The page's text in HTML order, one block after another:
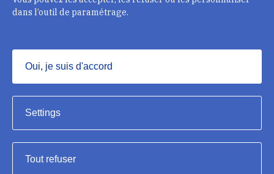
Tél. : + 33 1 44 41 16 41
124 rue Henri Barbusse - 93300 Aubervilliers
dans l’outil de paramétrage.
Oui, je suis d'accord
Masquer
Settings
Tout refuser